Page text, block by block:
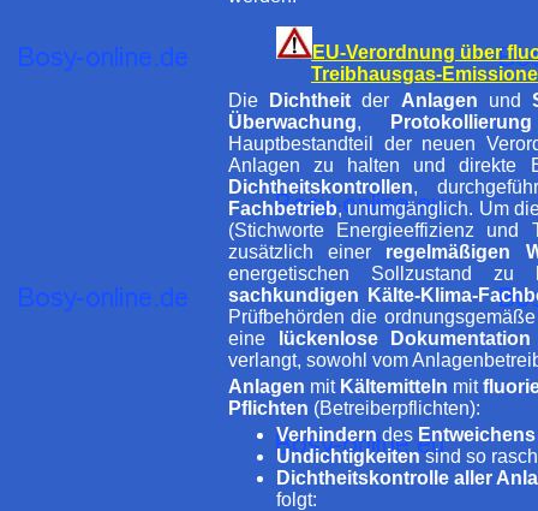
EU-Verordnung über
Treibhausgas-
Die
Dichtheit der Anlagen und
Überwachung, Protokollierung
Hauptbestandteil der neuen
Anlagen zu halten und direkte
Dichtheitskontrollen,
Fachbetrieb, unumgänglich. Um
(Stichworte Energieeffizienz
zusätzlich einer regelmäßigen
energetischen Sollzustand
sachkundigen Kälte-Klima-
Prüfbehörden die
eine
lückenlose Dokumentation
verlangt, sowohl vom
Anlagen mit Kältemitteln mit
Pflichten (Betreiberpflichten):
Verhinderndes Entweichens
Undichtigkeitensind so
Dichtheitskontrolle aller
folgt: